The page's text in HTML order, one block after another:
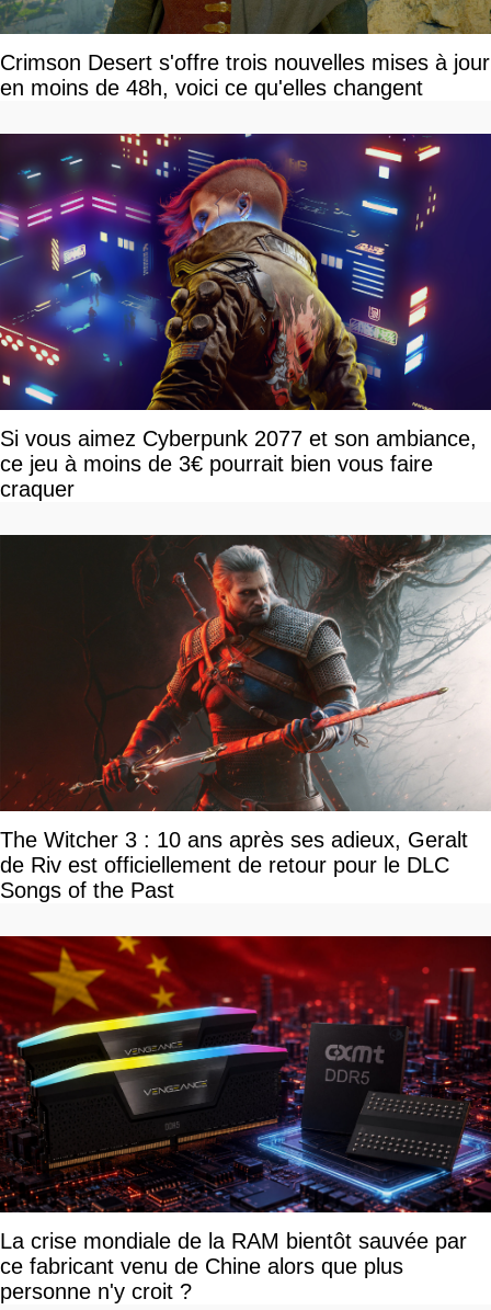
Crimson Desert s'offre trois nouvelles mises à jour
en moins de 48h, voici ce qu'elles changent
Si vous aimez Cyberpunk 2077 et son ambiance,
ce jeu à moins de 3€ pourrait bien vous faire
craquer
The Witcher 3 : 10 ans après ses adieux, Geralt
de Riv est officiellement de retour pour le DLC
Songs of the Past
La crise mondiale de la RAM bientôt sauvée par
ce fabricant venu de Chine alors que plus
personne n'y croit ?